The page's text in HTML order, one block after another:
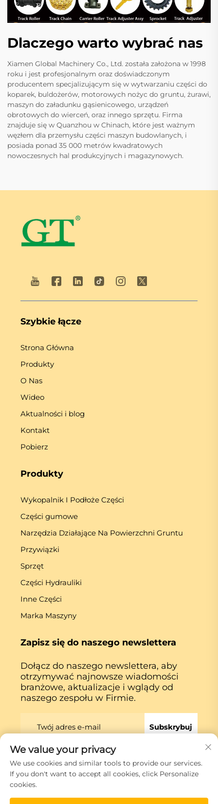
Dlaczego warto wybrać nas
Xiamen Global Machinery Co., Ltd. została założona w 1998
roku i jest profesjonalnym oraz doświadczonym
producentem specjalizującym się w wytwarzaniu części do
koparek, buldożerów, motorowych nożyc do gruntu, żurawi,
maszyn do załadunku gąsienicowego, urządzeń
obrotowych do wierceń, oraz innego sprzętu. Firma
znajduje się w Quanzhou w Chinach, które jest ważnym
węzłem dla przemysłu części maszyn budowlanych, i
posiada ponad 35 000 metrów kwadratowych
nowoczesnych hal produkcyjnych i magazynowych.
Szybkie łącze
Strona Główna
Produkty
O Nas
Wideo
Aktualności i blog
Kontakt
Pobierz
Produkty
Wykopalnik I Podłoże Części
Części gumowe
Narzędzia Działające Na Powierzchni Gruntu
Przywiązki
Sprzęt
Części Hydrauliki
Inne Części
Marka Maszyny
Zapisz się do naszego newslettera
Dołącz do naszego newslettera, aby
otrzymywać najnowsze wiadomości
branżowe, aktualizacje i wglądy od
naszego zespołu w Firmie.
Subskrybuj
Prawa autorskie © Xiamen Globe Machine Co.,ltd.
Polityka prywatności
We value your privacy
We use cookies and similar tools to provide our services.
If you don't want to accept all cookies, click Personalize
cookies.